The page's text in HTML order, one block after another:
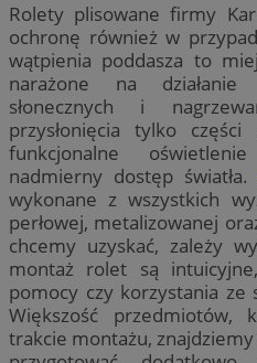
Rolety plisowane firmy
ochronę również w
wątpienia poddasza to
narażone na działanie
słonecznych i
przysłonięcia tylko
funkcjonalne
nadmierny dostęp światła.
wykonane z wszystkich
perłowej, metalizowanej
chcemy uzyskać, zależy
montaż rolet są
pomocy czy korzystania ze
Większość
trakcie montażu,